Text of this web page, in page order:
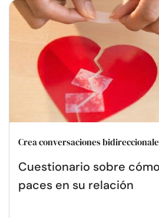
Crea conversaciones
Cuestionario sobre
paces en su relación